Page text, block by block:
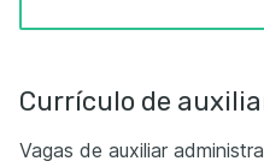
Currículo de
Vagas de auxiliar